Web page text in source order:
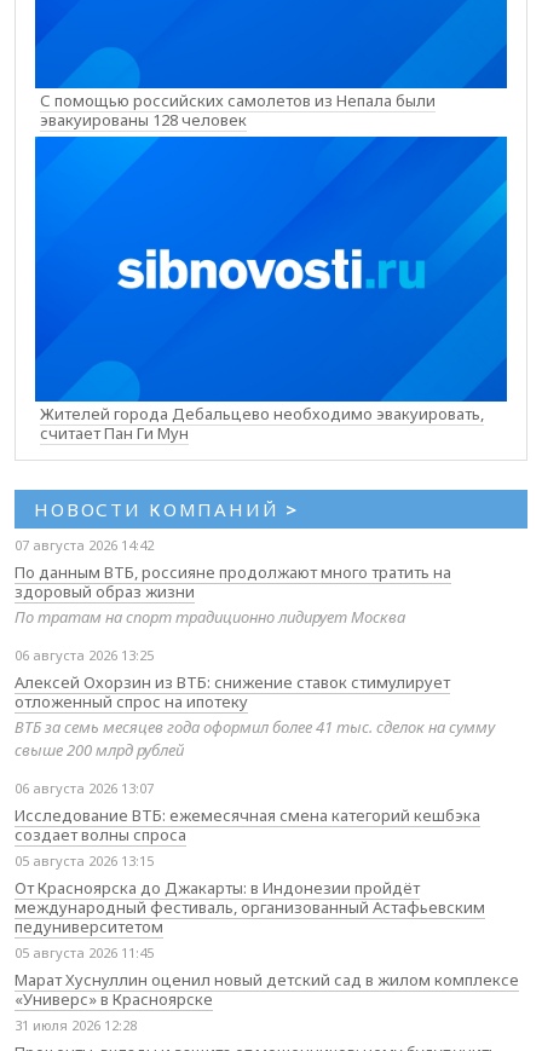
С помощью российских самолетов из Непала были
эвакуированы 128 человек
Жителей города Дебальцево необходимо эвакуировать,
считает Пан Ги Мун
НОВОСТИ КОМПАНИЙ >
07 августа 2026 14:42
По данным ВТБ, россияне продолжают много тратить на
здоровый образ жизни
По тратам на спорт традиционно лидирует Москва
06 августа 2026 13:25
Алексей Охорзин из ВТБ: снижение ставок стимулирует
отложенный спрос на ипотеку
ВТБ за семь месяцев года оформил более 41 тыс. сделок на сумму
свыше 200 млрд рублей
06 августа 2026 13:07
Исследование ВТБ: ежемесячная смена категорий кешбэка
создает волны спроса
05 августа 2026 13:15
От Красноярска до Джакарты: в Индонезии пройдёт
международный фестиваль, организованный Астафьевским
педуниверситетом
05 августа 2026 11:45
Марат Хуснуллин оценил новый детский сад в жилом комплексе
«Универс» в Красноярске
31 июля 2026 12:28